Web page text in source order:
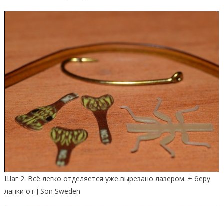
Шаг 2. Всё легко отделяется уже вырезано лазером. + беру
лапки от J Son Sweden